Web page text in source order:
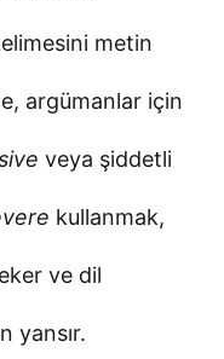
metin
argümanlar için
veya şiddetli
kullanmak,
ve dil
yansır.